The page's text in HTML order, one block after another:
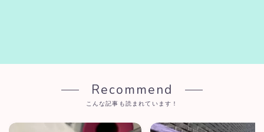
Recommend
こんな記事も読まれています！